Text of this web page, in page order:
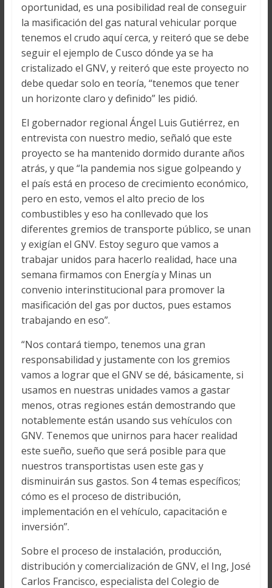
oportunidad, es una posibilidad real de conseguir
la masificación del gas natural vehicular porque
tenemos el crudo aquí cerca, y reiteró que se debe
seguir el ejemplo de Cusco dónde ya se ha
cristalizado el GNV, y reiteró que este proyecto no
debe quedar solo en teoría, “tenemos que tener
un horizonte claro y definido” les pidió.
El gobernador regional Ángel Luis Gutiérrez, en
entrevista con nuestro medio, señaló que este
proyecto se ha mantenido dormido durante años
atrás, y que “la pandemia nos sigue golpeando y
el país está en proceso de crecimiento económico,
pero en esto, vemos el alto precio de los
combustibles y eso ha conllevado que los
diferentes gremios de transporte público, se unan
y exigían el GNV. Estoy seguro que vamos a
trabajar unidos para hacerlo realidad, hace una
semana firmamos con Energía y Minas un
convenio interinstitucional para promover la
masificación del gas por ductos, pues estamos
trabajando en eso”.
“Nos contará tiempo, tenemos una gran
responsabilidad y justamente con los gremios
vamos a lograr que el GNV se dé, básicamente, si
usamos en nuestras unidades vamos a gastar
menos, otras regiones están demostrando que
notablemente están usando sus vehículos con
GNV. Tenemos que unirnos para hacer realidad
este sueño, sueño que será posible para que
nuestros transportistas usen este gas y
disminuirán sus gastos. Son 4 temas específicos;
cómo es el proceso de distribución,
implementación en el vehículo, capacitación e
inversión”.
Sobre el proceso de instalación, producción,
distribución y comercialización de GNV, el Ing, José
Carlos Francisco, especialista del Colegio de